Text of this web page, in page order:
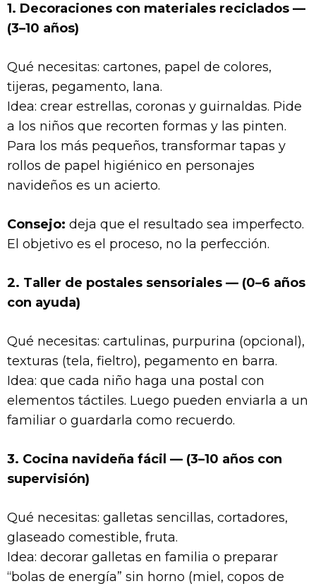
1. Decoraciones con materiales reciclados —
(3–10 años)
Qué necesitas: cartones, papel de colores,
tijeras, pegamento, lana.
Idea: crear estrellas, coronas y guirnaldas. Pide
a los niños que recorten formas y las pinten.
Para los más pequeños, transformar tapas y
rollos de papel higiénico en personajes
navideños es un acierto.
Consejo: deja que el resultado sea imperfecto.
El objetivo es el proceso, no la perfección.
2. Taller de postales sensoriales — (0–6 años
con ayuda)
Qué necesitas: cartulinas, purpurina (opcional),
texturas (tela, fieltro), pegamento en barra.
Idea: que cada niño haga una postal con
elementos táctiles. Luego pueden enviarla a un
familiar o guardarla como recuerdo.
3. Cocina navideña fácil — (3–10 años con
supervisión)
Qué necesitas: galletas sencillas, cortadores,
glaseado comestible, fruta.
Idea: decorar galletas en familia o preparar
“bolas de energía” sin horno (miel, copos de